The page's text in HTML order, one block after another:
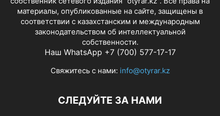
материалы, опубликованные на сайте, защищены в
соответствии с казахстанским и международным
законодательством об интеллектуальной
собственности.
Наш WhatsApp +7 (700) 577-17-17
Свяжитесь с нами: info@otyrar.kz
СЛЕДУЙТЕ ЗА НАМИ